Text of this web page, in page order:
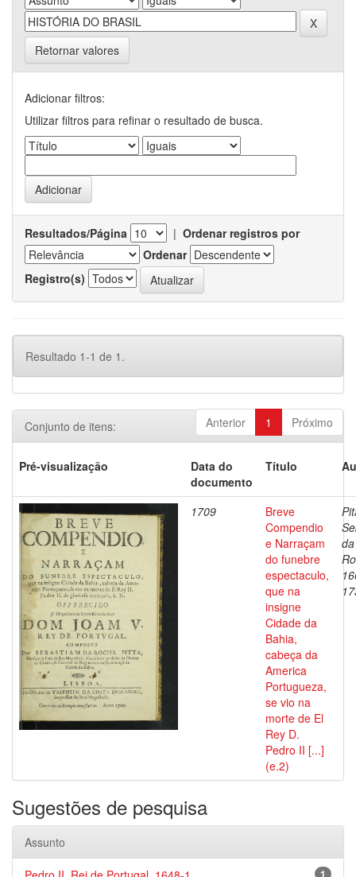
Retornar valores
Adicionar filtros:
Utilizar filtros para refinar o resultado de busca.
Resultados/Página | Ordenar registros por
Ordenar
Registro(s)
Resultado 1-1 de 1.
Anterior 1 Próximo
Conjunto de itens:
Pré-visualização
Data do
documento
Título
1709
Breve
Compendio
e Narraçam
do funebre
espectaculo,
que na
insigne
Cidade da
Bahia,
cabeça da
America
Portugueza,
se vio na
morte de El
Rey D.
Pedro II [...]
(e.2)
da
Sugestões de pesquisa
Assunto
1